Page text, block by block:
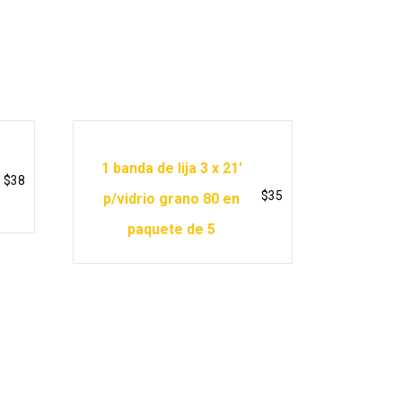
$38
1 banda de lija 3 x 21′
p/vidrio grano 80 en
paquete de 5
$35